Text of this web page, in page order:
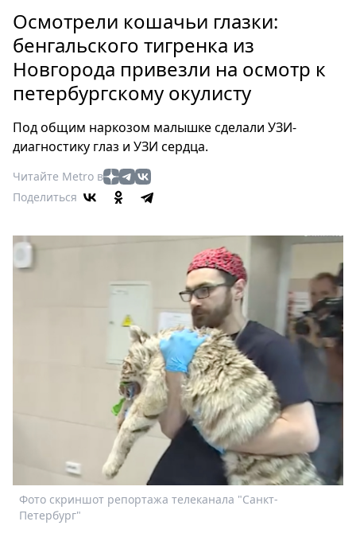
Россия
Мир
Здоровье
Еда
Туризм
Мода
Театр
Кино
Афиша
релизы
Стримы
Спецпроекты
Звезды
Выборы
Скачай
Metro
Осмотрели кошачьи глазки:
бенгальского тигренка из
Новгорода привезли на осмотр к
петербургскому окулисту
Под общим наркозом малышке сделали УЗИ-
диагностику глаз и УЗИ сердца.
Читайте Metro в
Поделиться
Фото скриншот репортажа телеканала "Санкт-
Петербург"